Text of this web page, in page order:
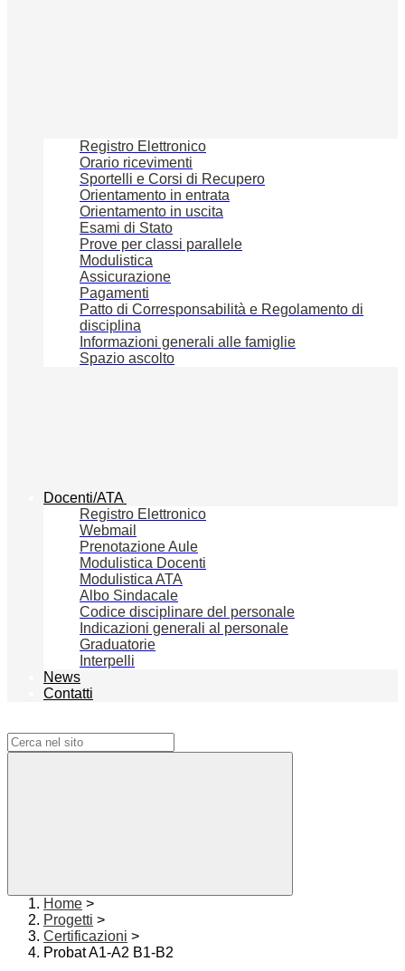
Registro Elettronico
Orario ricevimenti
Sportelli e Corsi di Recupero
Orientamento in entrata
Orientamento in uscita
Esami di Stato
Prove per classi parallele
Modulistica
Assicurazione
Pagamenti
Patto di Corresponsabilità e Regolamento di
disciplina
Informazioni generali alle famiglie
Spazio ascolto
Docenti/ATA
Registro Elettronico
Webmail
Prenotazione Aule
Modulistica Docenti
Modulistica ATA
Albo Sindacale
Codice disciplinare del personale
Indicazioni generali al personale
Graduatorie
Interpelli
News
Contatti
Home >
Progetti >
Certificazioni >
Probat A1-A2 B1-B2